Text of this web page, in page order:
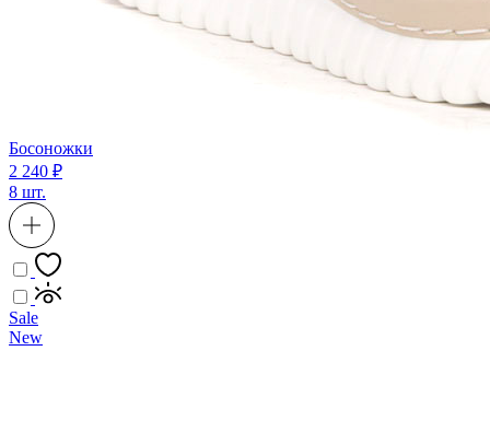
Босоножки
2 240 ₽
8 шт.
Sale
New